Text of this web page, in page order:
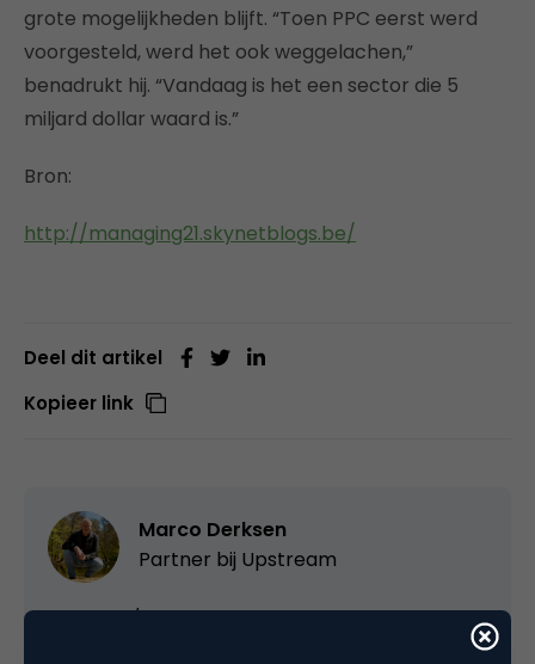
grote mogelijkheden blijft. “Toen PPC eerst werd
voorgesteld, werd het ook weggelachen,”
benadrukt hij. “Vandaag is het een sector die 5
miljard dollar waard is.”
Bron:
http://managing21.skynetblogs.be/
Deel dit artikel
Kopieer link
Marco Derksen
Partner bij Upstream
Oprichter/partner Upstream, Marketingfacts,